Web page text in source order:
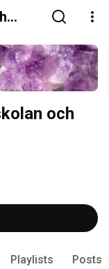
och
Playlists Posts